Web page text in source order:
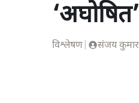
विश्लेषण संजय